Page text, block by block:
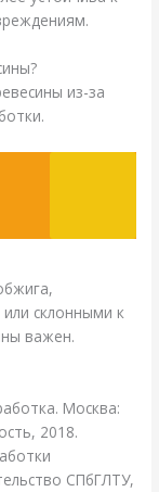
из-за
склонными к
важен.
Москва:
2018.
СПбГЛТУ,